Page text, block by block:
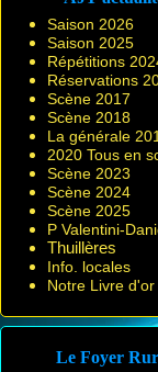
Saison 2026
Saison 2025
Répétitions
Réservations
Scène 2017
Scène 2018
La générale
2020 Tous en
Scène 2023
Scène 2024
Scène 2025
P Valentini-
Thuillères
Info. locales
Notre Livre d'or
Le Foyer